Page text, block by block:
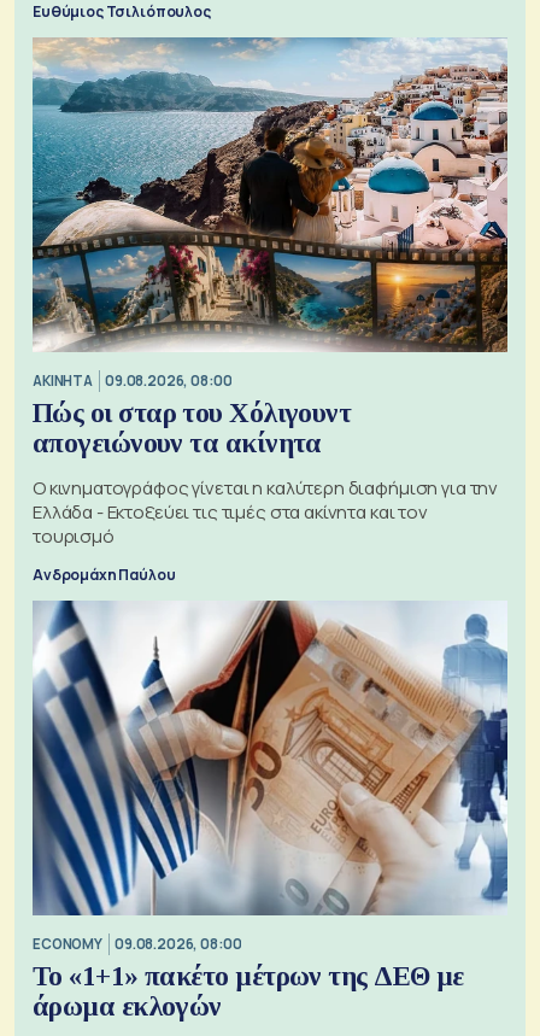
Ευθύμιος Τσιλιόπουλος
ΑΚΙΝΗΤΑ 09.08.2026, 08:00
Πώς οι σταρ του Χόλιγουντ
απογειώνουν τα ακίνητα
Ο κινηματογράφος γίνεται η καλύτερη διαφήμιση για την
Ελλάδα - Εκτοξεύει τις τιμές στα ακίνητα και τον
τουρισμό
Ανδρομάχη Παύλου
ECONOMY 09.08.2026, 08:00
Το «1+1» πακέτο μέτρων της ΔΕΘ με
άρωμα εκλογών